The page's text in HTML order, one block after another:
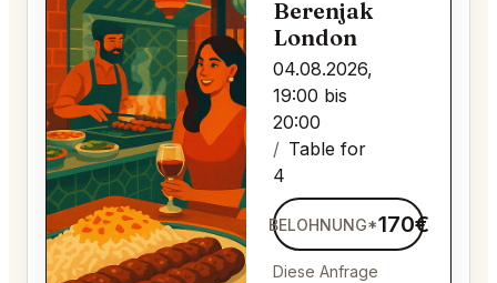
Berenjak
London
04.08.2026,
19:00 bis
20:00
Table for
4
BELOHNUNG*170€
Diese Anfrage